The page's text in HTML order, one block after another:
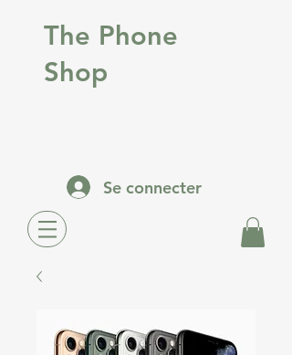
The Phone
Shop
Se connecter